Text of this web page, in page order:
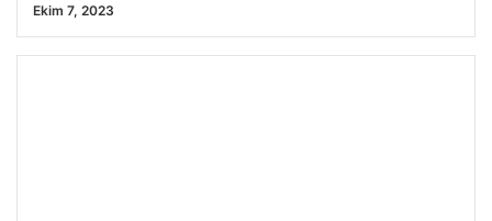
Ekim 7, 2023